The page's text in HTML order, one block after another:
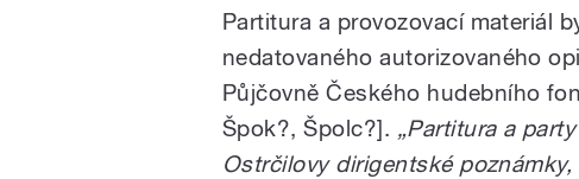
Partitura a provozovací materiál
nedatovaného autorizovaného
Půjčovně Českého hudebního
Špok?, Špolc?]. „Partitura a
Ostrčilovy dirigentské